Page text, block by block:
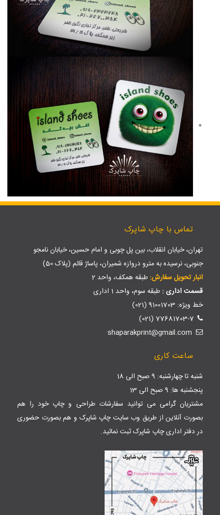
تماس با چاپ شاپرک
تهران، خیابان انقلاب، بین پل چوبی و امام حسین، خیابان نامجو
جنوبی، نرسیده به مترو دروازه شمیران، پاساژ قائم (پلاک 50)
انبار تحویل سفارش: طبقه همکف، واحد 2
قسمت اداری : طبقه سوم، واحد 1 اداری
خط ویژه: 91001703 (021)
77681703-7 (021)
ساعت کاری
شنبه تا چهارشنبه: 9 صبح الی 18
پنجشنبه ها: 9 صبح الی 13
مشتریان گرامی می توانید سفارشات طراحی و چاپ خود را هم
بصورت آنلاین از طریق وب سایتچاپ شاپرک و هم بصورت حضوری
در دفتر اداری چاپ شاپرک ثبت نمائید.